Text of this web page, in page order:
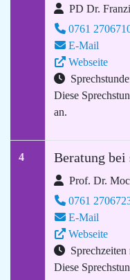
PD Dr.
0761
E-Mail
Webseite
Diese
an.
4 Beratung bei
Prof. Dr.
0761
E-Mail
Webseite
Diese